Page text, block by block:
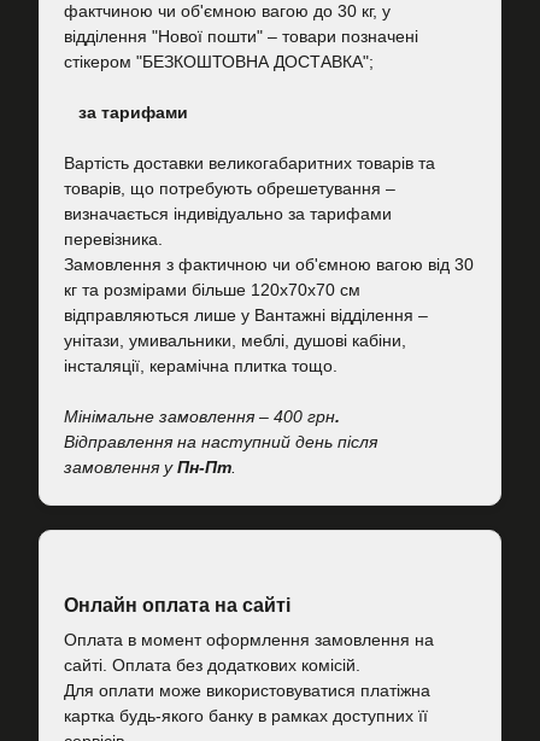
фактчиною чи об'ємною вагою до 30 кг, у
відділення "Нової пошти" – товари позначені
стікером "БЕЗКОШТОВНА ДОСТАВКА";
за тарифами
Вартість доставки великогабаритних товарів та
товарів, що потребують обрешетування –
визначається індивідуально за тарифами
перевізника.
Замовлення з фактичною чи об'ємною вагою від 30
кг та розмірами більше 120х70х70 см
відправляються лише у Вантажні відділення –
унітази, умивальники, меблі, душові кабіни,
інсталяції, керамічна плитка тощо.
Мінімальне замовлення – 400 грн.
Відправлення на наступний день після
замовлення уПн-Пт
Онлайн оплата на сайті
Оплата в момент оформлення замовлення на
сайті. Оплата без додаткових комісій.
Для оплати може використовуватися платіжна
картка будь-якого банку в рамках доступних її